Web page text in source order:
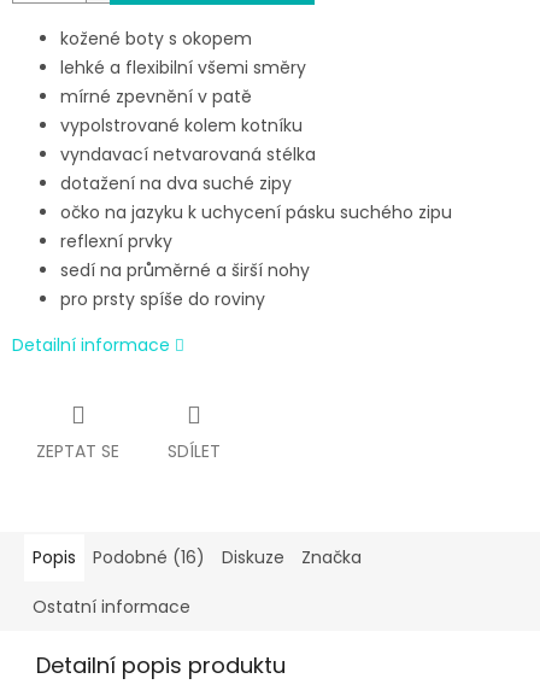
kožené boty s okopem
lehké a flexibilní všemi směry
mírné zpevnění v patě
vypolstrované kolem kotníku
vyndavací netvarovaná stélka
dotažení na dva suché zipy
očko na jazyku k uchycení pásku suchého zipu
reflexní prvky
sedí na průměrné a širší nohy
pro prsty spíše do roviny
Detailní informace
ZEPTAT SE SDÍLET
Popis Podobné (16) Diskuze Značka
Ostatní informace
Detailní popis produktu